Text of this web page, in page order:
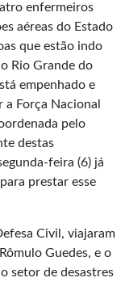
enfermeiros
aéreas do Estado
que estão indo
Rio Grande do
empenhado e
Força Nacional
pelo
destas
feira (6) já
prestar esse
Civil, viajaram
Guedes, e o
setor de desastres